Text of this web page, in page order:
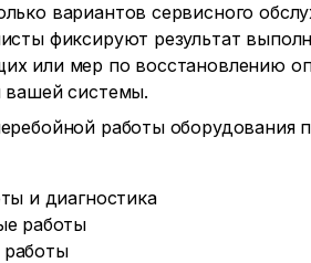
вариантов сервисного
фиксируют результат
или мер по восстановлению
вашей системы.
работы
и диагностика
работы